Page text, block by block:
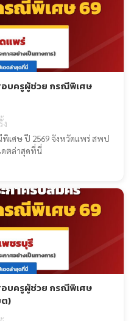
บครูผู้ช่วย กรณีพิเศษ
ง
เศษ ปี 2569 จังหวัดแพร่ สพป
ดตล่าสุดที่นี่
บครูผู้ช่วย กรณีพิเศษ
)